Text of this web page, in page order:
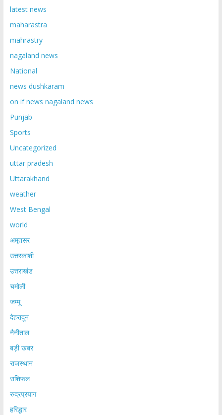
latest news
maharastra
mahrastry
nagaland news
National
news dushkaram
on if news nagaland news
Punjab
Sports
Uncategorized
uttar pradesh
Uttarakhand
weather
West Bengal
world
अमृतसर
उत्तरकाशी
उत्तराखंड
चमोली
जम्मू
देहरादून
नैनीताल
बड़ी खबर
राजस्थान
राशिफल
रुद्रप्रयाग
हरिद्धार